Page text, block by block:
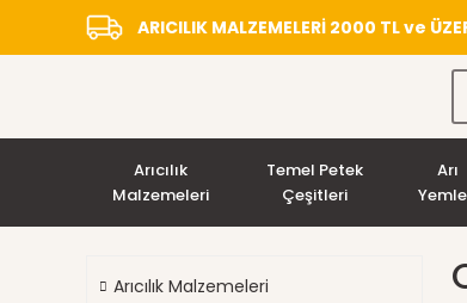
ARICILIK MALZEMELERİ 2000 TL ve
Arıcılık
Malzemeleri
Temel Petek
Çeşitleri
Arı
Arıcılık Malzemeleri